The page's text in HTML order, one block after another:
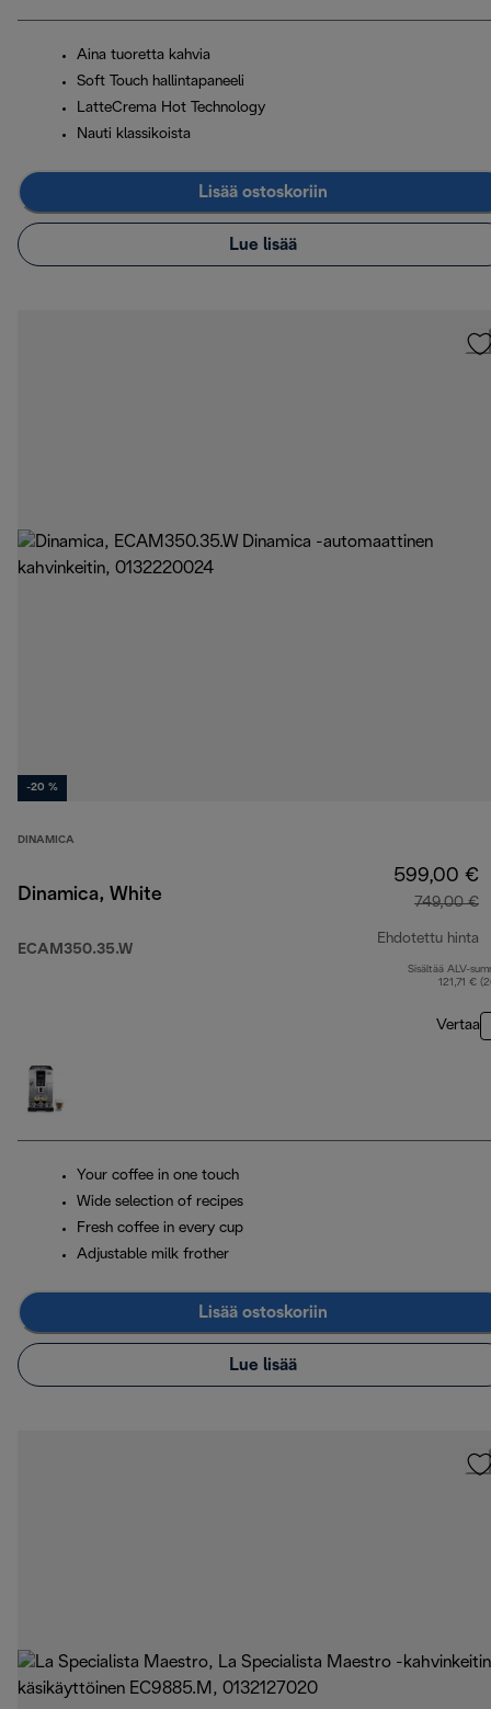
Aina tuoretta kahvia
Soft Touch hallintapaneeli
LatteCrema Hot Technology
Nauti klassikoista
Lisää ostoskoriin
Lue lisää
-20 %
DINAMICA
Dinamica, White
ECAM350.35.W
599,00 €
749,00 €
Ehdotettu hinta
Sisältää ALV-
121,71 €
Vertaa
Your coffee in one touch
Wide selection of recipes
Fresh coffee in every cup
Adjustable milk frother
Lisää ostoskoriin
Lue lisää